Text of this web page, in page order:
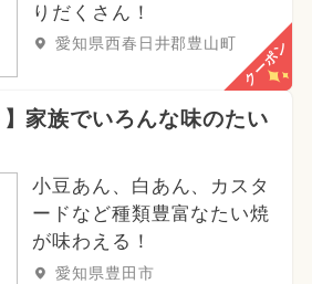
りだくさん！
愛知県西春日井郡豊山町 クーポン
】家族でいろんな味のたい
小豆あん、白あん、カスタ
ードなど種類豊富なたい焼
が味わえる！
愛知県豊田市